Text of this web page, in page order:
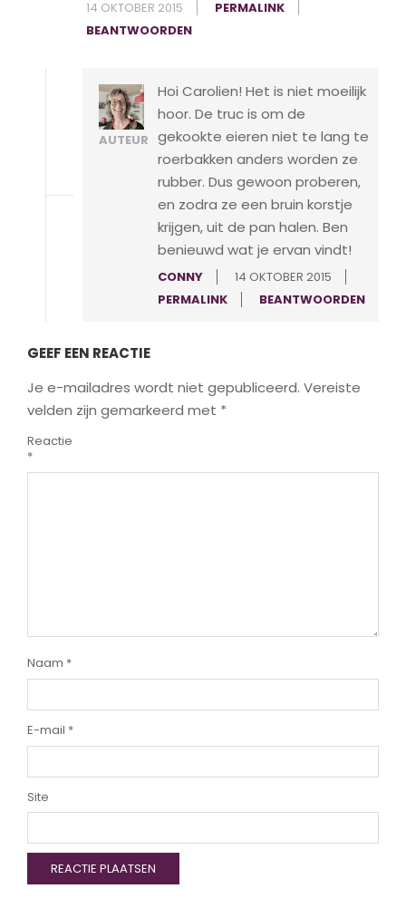
14 OKTOBER 2015
PERMALINK
BEANTWOORDEN
AUTEUR
Hoi Carolien! Het is niet moeilijk
hoor. De truc is om de
gekookte eieren niet te lang te
roerbakken anders worden ze
rubber. Dus gewoon proberen,
en zodra ze een bruin korstje
krijgen, uit de pan halen. Ben
benieuwd wat je ervan vindt!
CONNY
14 OKTOBER 2015
PERMALINK
BEANTWOORDEN
GEEF EEN REACTIE
Je e-mailadres wordt niet gepubliceerd. Vereiste
velden zijn gemarkeerd met *
Reactie
*
Naam *
E-mail *
Site